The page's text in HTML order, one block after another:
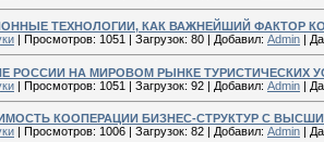
ТЕХНОЛОГИИ, КАК ВАЖНЕЙШИЙ ФАКТОР
| Просмотров: 1051 | Загрузок: 80 | Добавил: Admin |
РОССИИ НА МИРОВОМ РЫНКЕ ТУРИСТИЧЕСКИХ
| Просмотров: 1051 | Загрузок: 92 | Добавил: Admin |
КООПЕРАЦИИ БИЗНЕС-СТРУКТУР С
Просмотров: 1006 Загрузок: 82 Добавил: Admin